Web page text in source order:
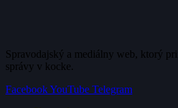
Spravodajský a mediálny web, ktorý
správy v kocke.
FacebookYouTube Telegram